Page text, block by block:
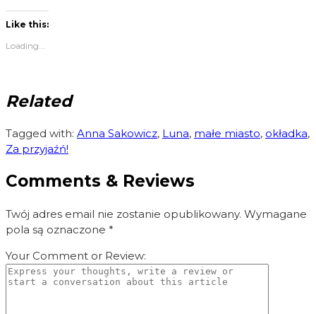
Like this:
Loading...
Related
Tagged with: Anna Sakowicz, Luna, małe miasto, okładka,
Za przyjaźń!
Comments & Reviews
Twój adres email nie zostanie opublikowany. Wymagane
pola są oznaczone *
Your Comment or Review: